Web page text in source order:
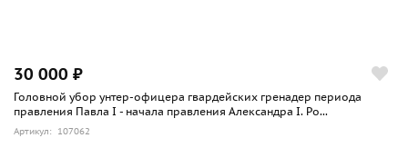
30 000 ₽
Головной убор унтер-офицера гвардейских гренадер периода
правления Павла I - начала правления Александра I. Ро...
Артикул: 107062